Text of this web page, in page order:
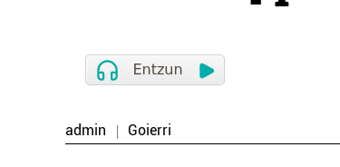
admin Goierri